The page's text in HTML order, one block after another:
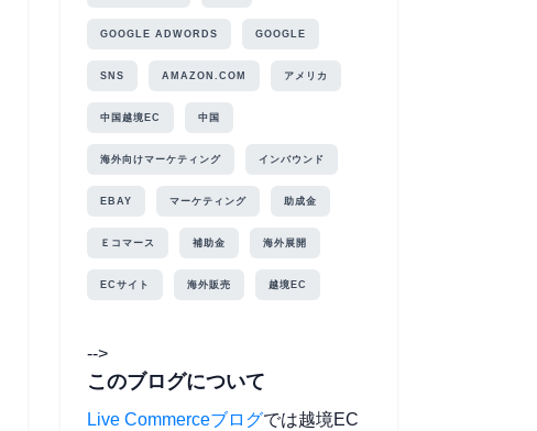
GOOGLE ADWORDS GOOGLE
SNS AMAZON.COM アメリカ
中国越境EC 中国
海外向けマーケティング インバウンド
EBAY マーケティング 助成金
Ｅコマース 補助金 海外展開
ECサイト 海外販売 越境EC
-->
このブログについて
Live Commerceブログでは越境EC